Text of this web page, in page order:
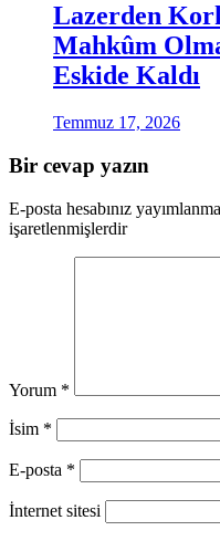
Lazerden
Mahkûm
Eskide Kaldı
Temmuz 17, 2026
Bir cevap yazın
E-posta hesabınız
işaretlenmişlerdir
Yorum *
İsim *
E-posta *
İnternet sitesi